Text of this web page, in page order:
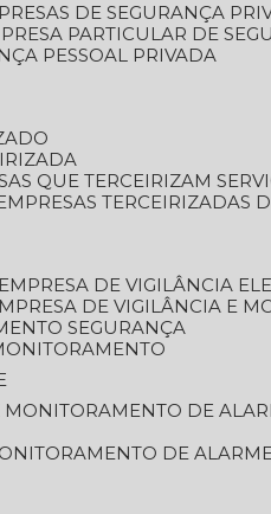
DE SEGURANÇA
PARTICULAR DE
PESSOAL PRIVADA
QUE TERCEIRIZAM
EMPRESAS TERCEIRIZADAS
EMPRESA DE VIGILÂNCIA
EMPRESA DE VIGILÂNCIA E
SEGURANÇA
MONITORAMENTO DE
DE